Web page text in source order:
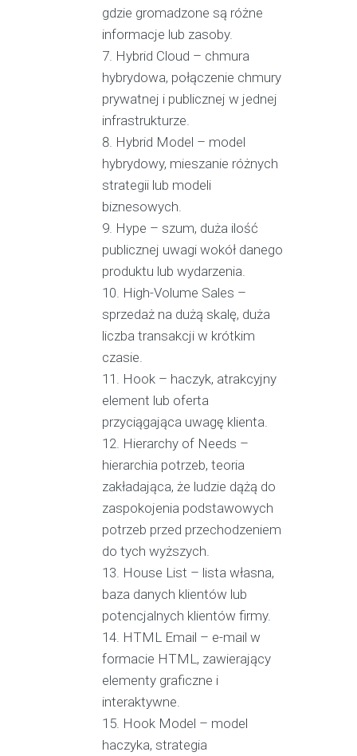
gdzie gromadzone są różne
informacje lub zasoby.
Hybrid Cloud – chmura
hybrydowa, połączenie chmury
prywatnej i publicznej w jednej
infrastrukturze.
Hybrid Model – model
hybrydowy, mieszanie różnych
strategii lub modeli
biznesowych.
Hype – szum, duża ilość
publicznej uwagi wokół danego
produktu lub wydarzenia.
High-Volume Sales –
sprzedaż na dużą skalę, duża
liczba transakcji w krótkim
czasie.
Hook – haczyk, atrakcyjny
element lub oferta
przyciągająca uwagę klienta.
Hierarchy of Needs –
hierarchia potrzeb, teoria
zakładająca, że ludzie dążą do
zaspokojenia podstawowych
potrzeb przed przechodzeniem
do tych wyższych.
House List – lista własna,
baza danych klientów lub
potencjalnych klientów firmy.
HTML Email – e-mail w
formacie HTML, zawierający
elementy graficzne i
interaktywne.
Hook Model – model
haczyka, strategia